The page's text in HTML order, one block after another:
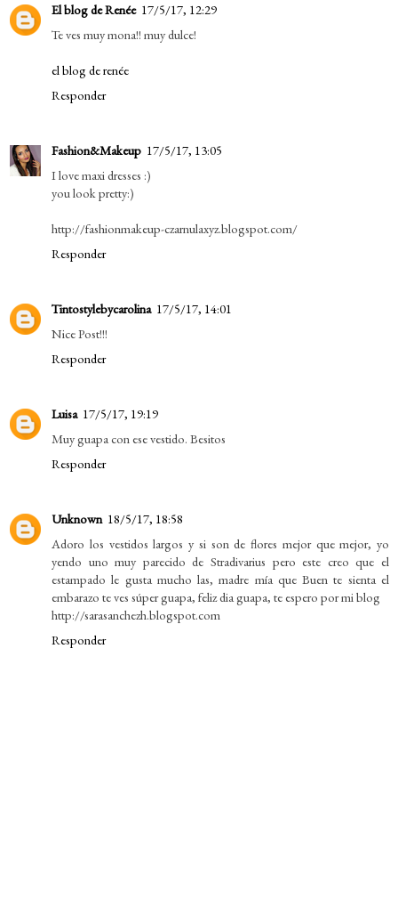
El blog de Renée 17/5/17, 12:29
Te ves muy mona!! muy dulce!
el blog de renée
Responder
Fashion&Makeup 17/5/17, 13:05
I love maxi dresses :)
you look pretty:)
http://fashionmakeup-czarnulaxyz.blogspot.com/
Responder
Tintostylebycarolina 17/5/17, 14:01
Nice Post!!!
Responder
Luisa 17/5/17, 19:19
Muy guapa con ese vestido. Besitos
Responder
Unknown 18/5/17, 18:58
Adoro los vestidos largos y si son de flores mejor que mejor, yo
yendo uno muy parecido de Stradivarius pero este creo que el
estampado le gusta mucho las, madre mía que Buen te sienta el
embarazo te ves súper guapa, feliz dia guapa, te espero por mi blog
http://sarasanchezh.blogspot.com
Responder